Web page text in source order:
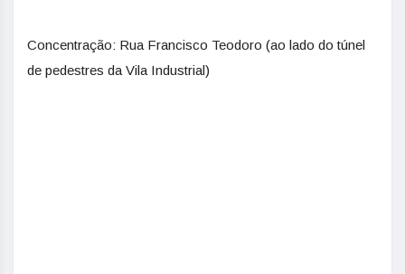
Concentração: Rua Francisco Teodoro (ao lado do túnel
de pedestres da Vila Industrial)